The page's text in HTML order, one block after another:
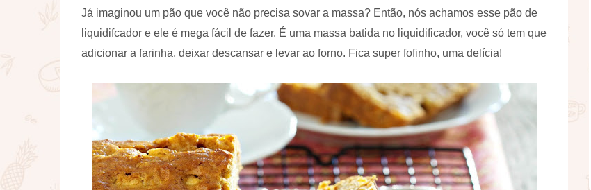
Já imaginou um pão que você não precisa sovar a massa? Então, nós achamos esse pão de
liquidifcador e ele é mega fácil de fazer. É uma massa batida no liquidificador, você só tem que
adicionar a farinha, deixar descansar e levar ao forno. Fica super fofinho, uma delícia!